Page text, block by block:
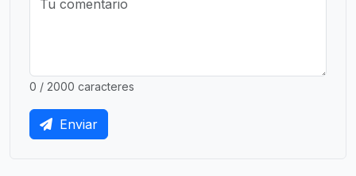
0 / 2000 caracteres
Enviar